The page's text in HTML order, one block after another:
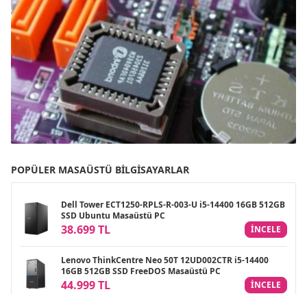
POPÜLER MASAÜSTÜ BILGISAYARLAR
Dell Tower ECT1250-RPLS-R-003-U i5-14400 16GB 512GB
SSD Ubuntu Masaüstü PC
38.699 TL INCELE
Lenovo ThinkCentre Neo 50T 12UD002CTR i5-14400
16GB 512GB SSD FreeDOS Masaüstü PC
44.999 TL INCELE